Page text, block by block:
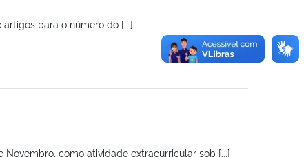
para o número do [...]
como atividade extracurricular sob [...]